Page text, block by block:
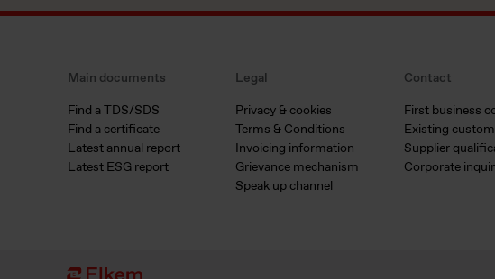
Main documents
Find a TDS/SDS
Find a certificate
Latest annual report
Latest ESG report
Legal
Privacy & cookies
Terms & Conditions
Invoicing information
Grievance mechanism
Speak up channel
Contact
First business
Existing
Supplier
Corporate